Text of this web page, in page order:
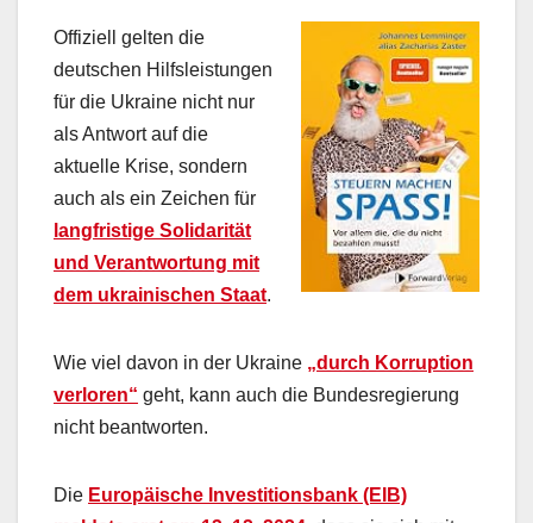
Offiziell gelten die
deutschen Hilfsleistungen
für die Ukraine nicht nur
als Antwort auf die
aktuelle Krise, sondern
auch als ein Zeichen für
langfristige Solidarität
und Verantwortung mit
dem ukrainischen Staat.
Wie viel davon in der Ukraine „durch Korruption
verloren“ geht, kann auch die Bundesregierung
nicht beantworten.
Die Europäische Investitionsbank (EIB)